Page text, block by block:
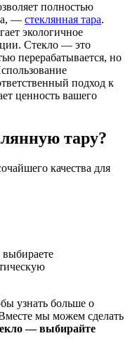
полностью
— стеклянная тара.
экологичное
Стекло — это
перерабатывается, но
подход к
ценность вашего
тару?
качества для
узнать больше о
мы можем сделать
— выбирайте